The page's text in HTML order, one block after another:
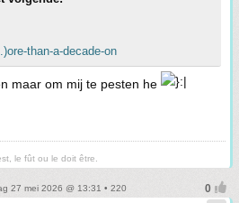
than-a-decade-on
maar om mij te pesten he
le fût ou le doit être.
27 mei 2026 @ 13:31 • 220